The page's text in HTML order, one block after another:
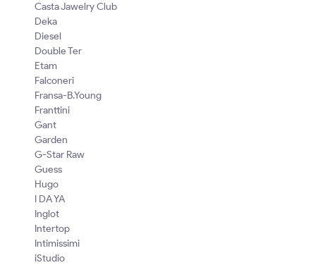
Casta Jawelry Club
Deka
Diesel
Double Ter
Etam
Falconeri
Fransa-B.Young
Franttini
Gant
Garden
G-Star Raw
Guess
Hugo
I DA YA
Inglot
Intertop
Intimissimi
iStudio